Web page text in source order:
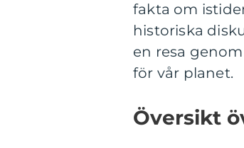
fakta om
historiska
en resa
för vår planet.
Översikt